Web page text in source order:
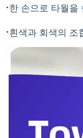
·한 손으로 타월을
·흰색과 회색의 조